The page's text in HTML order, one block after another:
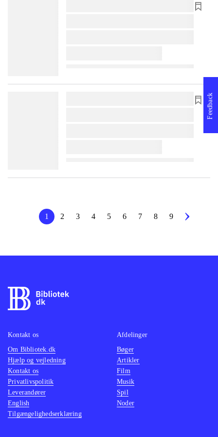
lorem ipsum dolor sit amet ...
lorem ipsum dolor sit amet ...
lorem ipsum dolor sit amet ...
lorem ipsum dolor sit amet ...
1 2 3 4 5 6 7 8 9
Feedback
Kontakt os
Om Bibliotek.dk
Hjælp og vejledning
Kontakt os
Privatlivspolitik
Leverandører
English
Tilgængelighedserklæring
Afdelinger
Bøger
Artikler
Film
Musik
Spil
Noder